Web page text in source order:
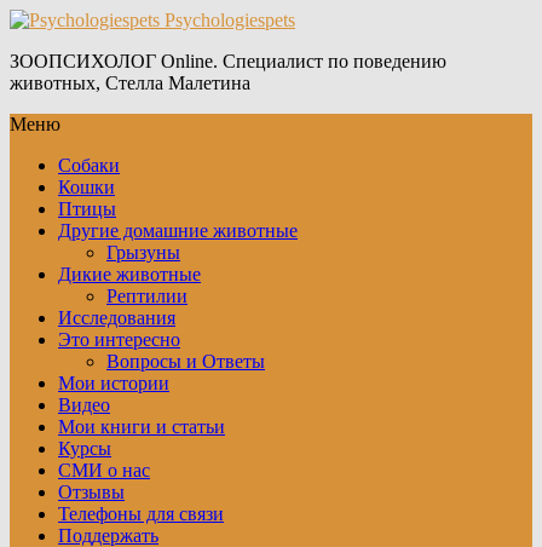
Psychologiespets
ЗООПСИХОЛОГ Online. Специалист по поведению
животных, Стелла Малетина
Меню
Собаки
Кошки
Птицы
Другие домашние животные
Грызуны
Дикие животные
Рептилии
Исследования
Это интересно
Вопросы и Ответы
Мои истории
Видео
Мои книги и статьи
Курсы
СМИ о нас
Отзывы
Телефоны для связи
Поддержать